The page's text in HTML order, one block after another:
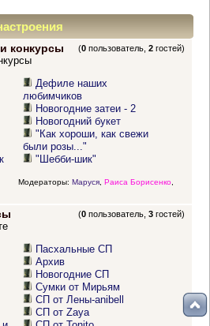
конкурсы (0 пользователь,2 гостей)
Дефиле наших
любимчиков
Новогодние затеи - 2
Новогодний букет
"Как хороши, как свежи
были розы..."
"Шебби-шик"
Модераторы: Маруся, Раиса Борисенко,
(0 пользователь,3 гостей)
Пасхальные СП
Архив
Новогодние СП
Сумки от Мирьям
СП от Лены-anibell
СП от Zaya